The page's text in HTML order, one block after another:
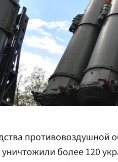
противовоздушной
более 120